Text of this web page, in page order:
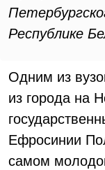
Республике
Одним из
из города на
Ефросинии
самом